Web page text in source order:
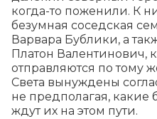
когда-то поженили. К
безумная соседская
Варвара Бублики, а
Платон Валентинович,
отправляются по тому
Света вынуждены
не предполагая,
ждут их на этом пути.